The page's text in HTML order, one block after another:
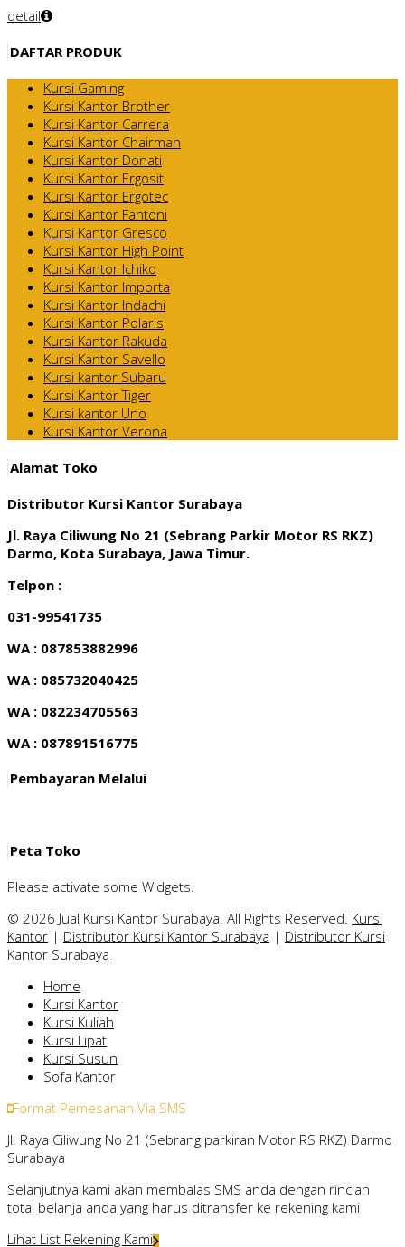
detail
DAFTAR PRODUK
Kursi Gaming
Kursi Kantor Brother
Kursi Kantor Carrera
Kursi Kantor Chairman
Kursi Kantor Donati
Kursi Kantor Ergosit
Kursi Kantor Ergotec
Kursi Kantor Fantoni
Kursi Kantor Gresco
Kursi Kantor High Point
Kursi Kantor Ichiko
Kursi Kantor Importa
Kursi Kantor Indachi
Kursi Kantor Polaris
Kursi Kantor Rakuda
Kursi Kantor Savello
Kursi kantor Subaru
Kursi Kantor Tiger
Kursi kantor Uno
Kursi Kantor Verona
Alamat Toko
Distributor Kursi Kantor Surabaya
Jl. Raya Ciliwung No 21 (Sebrang Parkir Motor RS RKZ)
Darmo, Kota Surabaya, Jawa Timur.
Telpon :
031-99541735
WA : 087853882996
WA : 085732040425
WA : 082234705563
WA : 087891516775
Pembayaran Melalui
Peta Toko
Please activate some Widgets.
© 2026 Jual Kursi Kantor Surabaya. All Rights Reserved. Kursi
Kantor | Distributor Kursi Kantor Surabaya | Distributor Kursi
Kantor Surabaya
Home
Kursi Kantor
Kursi Kuliah
Kursi Lipat
Kursi Susun
Sofa Kantor
Format Pemesanan Via SMS
Jl. Raya Ciliwung No 21 (Sebrang parkiran Motor RS RKZ) Darmo
Surabaya
Selanjutnya kami akan membalas SMS anda dengan rincian
total belanja anda yang harus ditransfer ke rekening kami
Lihat List Rekening Kami